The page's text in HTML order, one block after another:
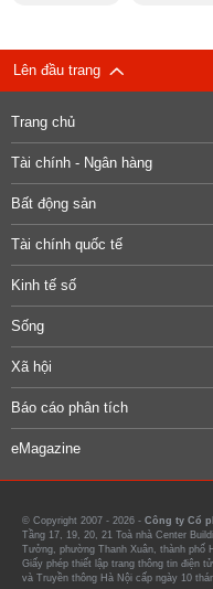
Lên đầu trang
Trang chủ
Tài chính - Ngân hàng
Bất động sản
Tài chính quốc tế
Kinh tế số
Sống
Xã hội
Báo cáo phân tích
eMagazine
© Copyright 2007 - 2026 - Công ty Cổ
Tầng 17, 19, 20, 21 Toà nhà Center
Tưởng, phường Thanh Xuân, thành phố
Giấy phép thiết lập trang thông tin điện
và Truyền thông Hà Nội cấp ngày 10